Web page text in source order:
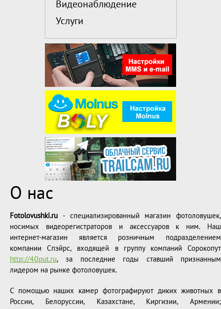
Видеонаблюдение
Услуги
О нас
Fotolovushki.ru - специализированный магазин фотоловушек,
носимых видеорегистраторов и аксессуаров к ним. Наш
интернет-магазин является розничным подразделением
компании Спэйрс, входящей в группу компаний Сорокопут
http://40put.ru, за последние годы ставший признанным
лидером на рынке фотоловушек.
С помощью наших камер фотографируют диких животных в
России, Белоруссии, Казахстане, Киргизии, Армении;